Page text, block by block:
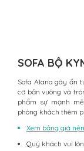
SOFA BỘ
Sofa Alana gây ấn
cơ bản vuông và
phẩm sự mạnh
phòng khách thêm
Xem bảng giá
Quý khách vui